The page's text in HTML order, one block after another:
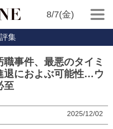
8/7(金)
集
事件、最悪のタイミ
退におよぶ可能性…ウ
至
2025/12/02